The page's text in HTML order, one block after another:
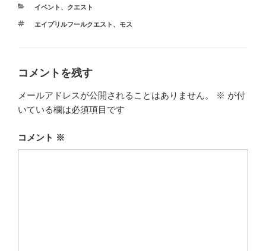
カ
ゴ
イベント 、 クエスト
タ
エイプリルフールクエスト 、 モス
コメントを残す
メールアドレスが公開されることはありません。 ※ が付
いている欄は必須項目です
コメント ※